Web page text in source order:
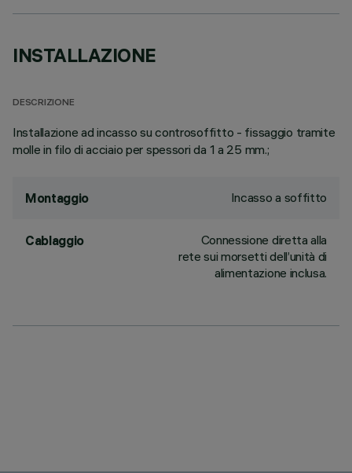
INSTALLAZIONE
DESCRIZIONE
Installazione ad incasso su controsoffitto - fissaggio tramite
molle in filo di acciaio per spessori da 1 a 25 mm.;
Montaggio Incasso a soffitto
Cablaggio
Connessione diretta alla
rete sui morsetti dell’unità di
alimentazione inclusa.